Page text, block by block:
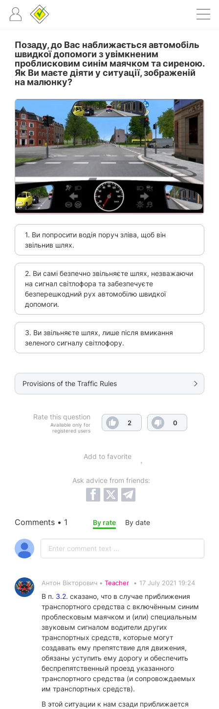
Позаду, до Вас наближається автомобіль
швидкої допомоги з увімкненим
проблисковим синім маячком та сиреною.
Як Ви маєте діяти у ситуації, зображеній
на малюнку?
1. Ви попросити водія поруч зліва, щоб він
звільнив шлях.
2. Ви самі безпечно звільняєте шлях, незважаючи
на сигнал світлофора та забезпечуєте
безперешкодний рух автомобілю швидкої
допомоги.
3. Ви звільняєте шлях, лише після вмикання
зеленого сигналу світлофору.
Provisions of the Traffic Rules
Rate this question
Available only for
registered users
2 0
Add to favorite
Ask advice from friends:
Comments • 1 By rate By date
Антон Вікторович • Teacher • 17 July 2021 19:24
В п. 3.2. сказано, что в случае приближения
транспортного средства с включённым синим
проблесковым маячком и (или) специальным
звуковым сигналом водители других
транспортных средств, которые могут
создавать ему препятствие для движения,
обязаны уступить ему дорогу и обеспечить
беспрепятственный проезд указанного
транспортного средства (и сопровождаемых
им транспортных средств).
В этой ситуации к нам сзади приближается